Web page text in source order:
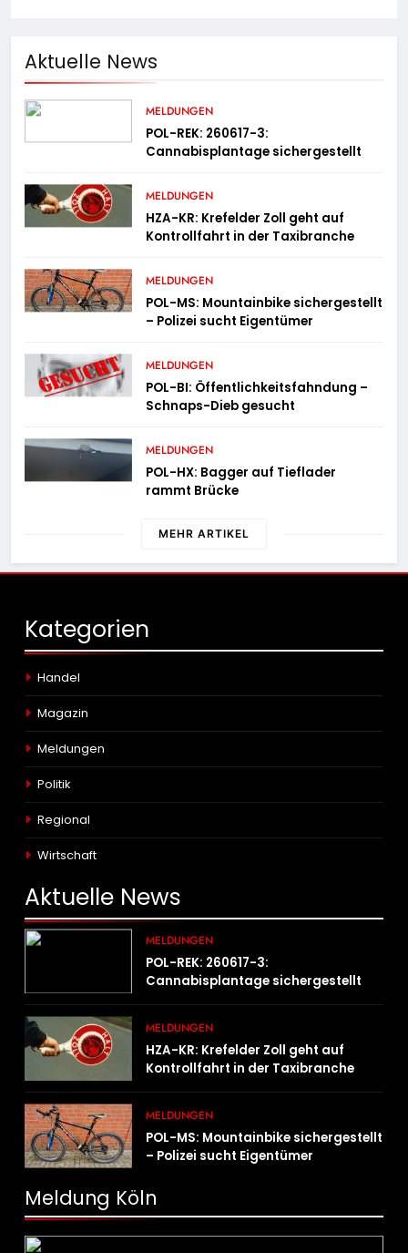
Aktuelle News
MELDUNGEN
POL-REK: 260617-3:
Cannabisplantage sichergestellt
MELDUNGEN
HZA-KR: Krefelder Zoll geht auf
Kontrollfahrt in der Taxibranche
MELDUNGEN
POL-MS: Mountainbike sichergestellt
– Polizei sucht Eigentümer
MELDUNGEN
POL-BI: Öffentlichkeitsfahndung –
Schnaps-Dieb gesucht
MELDUNGEN
POL-HX: Bagger auf Tieflader
rammt Brücke
MEHR ARTIKEL
Kategorien
Handel
Magazin
Meldungen
Politik
Regional
Wirtschaft
Aktuelle News
MELDUNGEN
POL-REK: 260617-3:
Cannabisplantage sichergestellt
MELDUNGEN
HZA-KR: Krefelder Zoll geht auf
Kontrollfahrt in der Taxibranche
MELDUNGEN
POL-MS: Mountainbike sichergestellt
– Polizei sucht Eigentümer
Meldung Köln